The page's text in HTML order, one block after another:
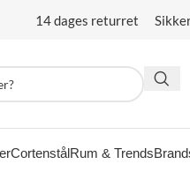
14 dages returret
CortenstålRum & Trends